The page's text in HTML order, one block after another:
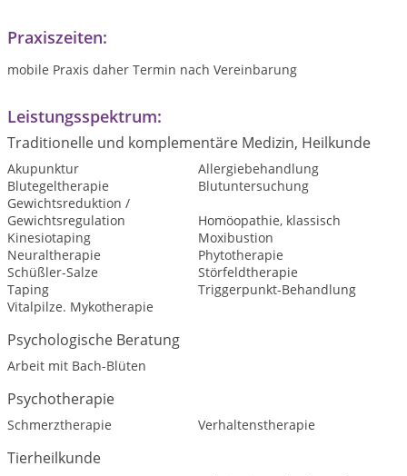
Praxiszeiten:
mobile Praxis daher Termin nach Vereinbarung
Leistungsspektrum:
Traditionelle und komplementäre Medizin, Heilkunde
Akupunktur
Allergiebehandlung
Blutegeltherapie
Blutuntersuchung
Gewichtsreduktion /
Gewichtsregulation
Homöopathie, klassisch
Kinesiotaping
Moxibustion
Neuraltherapie
Phytotherapie
Schüßler-Salze
Störfeldtherapie
Taping
Triggerpunkt-Behandlung
Vitalpilze. Mykotherapie
Psychologische Beratung
Arbeit mit Bach-Blüten
Psychotherapie
Schmerztherapie Verhaltenstherapie
Tierheilkunde